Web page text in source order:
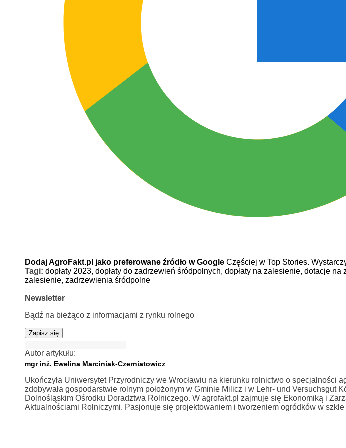
Dodaj AgroFakt.pl jako preferowane źródło w Google Częściej w Top Stories.
Tagi: dopłaty 2023, dopłaty do zadrzewień śródpolnych, dopłaty na zalesienie, dotacje na
zalesienie, zadrzewienia śródpolne
Newsletter
Bądź na bieżąco z informacjami z rynku rolnego
Zapisz się
Autor artykułu:
mgr inż. Ewelina Marciniak-Czerniatowicz
Ukończyła Uniwersytet Przyrodniczy we Wrocławiu na kierunku rolnictwo o specjalności
zdobywała gospodarstwie rolnym położonym w Gminie Milicz i w Lehr- und Versuchsgut
Dolnośląskim Ośrodku Doradztwa Rolniczego. W agrofakt.pl zajmuje się Ekonomiką i
Aktualnościami Rolniczymi. Pasjonuje się projektowaniem i tworzeniem ogródków w